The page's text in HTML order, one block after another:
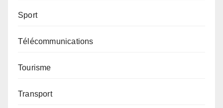
Sport
Télécommunications
Tourisme
Transport